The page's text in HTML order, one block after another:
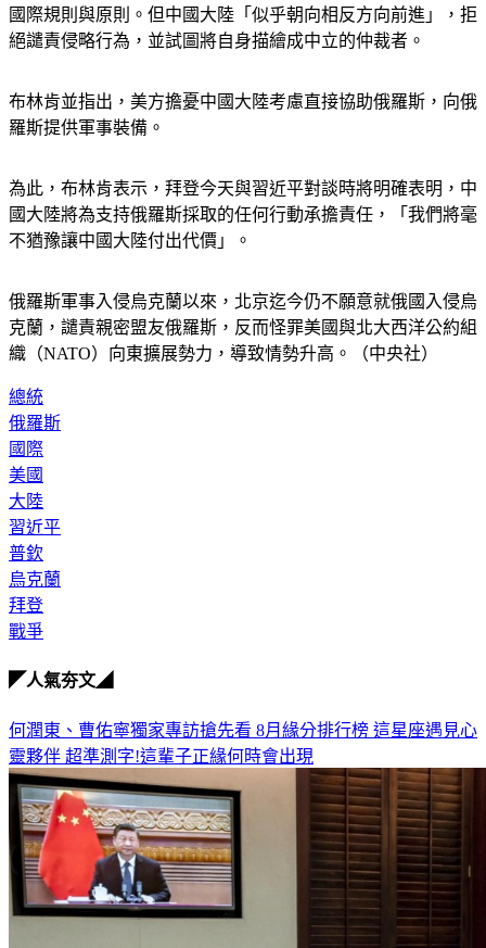
國際規則與原則。但中國大陸「似乎朝向相反方向前進」，拒
絕譴責侵略行為，並試圖將自身描繪成中立的仲裁者。
布林肯並指出，美方擔憂中國大陸考慮直接協助俄羅斯，向俄
羅斯提供軍事裝備。
為此，布林肯表示，拜登今天與習近平對談時將明確表明，中
國大陸將為支持俄羅斯採取的任何行動承擔責任，「我們將毫
不猶豫讓中國大陸付出代價」。
俄羅斯軍事入侵烏克蘭以來，北京迄今仍不願意就俄國入侵烏
克蘭，譴責親密盟友俄羅斯，反而怪罪美國與北大西洋公約組
織（NATO）向東擴展勢力，導致情勢升高。（中央社）
總統
俄羅斯
國際
美國
大陸
習近平
普欽
烏克蘭
拜登
戰爭
◤人氣夯文◢
何潤東、曹佑寧獨家專訪搶先看 8月緣分排行榜 這星座遇見心
靈夥伴 超準測字!這輩子正緣何時會出現